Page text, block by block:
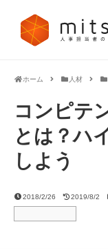
ホーム 人材
コンピテ
とは？ハ
しよう
2018/2/26 2019/8/2